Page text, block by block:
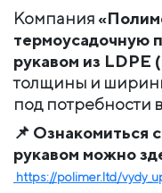
Компания
термоусадочную
рукавом из LDPE
толщины и
под потребности
📌 Ознакомиться
рукавом можно
https://polimer.ltd/